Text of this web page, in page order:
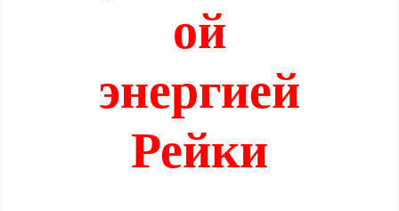
ой
энергией
Рейки